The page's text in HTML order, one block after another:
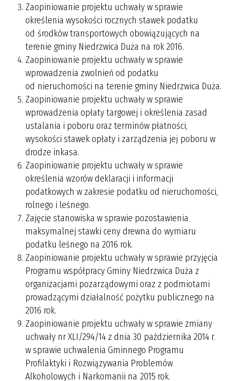
Zaopiniowanie projektu uchwały w sprawie
określenia wysokości rocznych stawek podatku
od środków transportowych obowiązujących na
terenie gminy Niedrzwica Duża na rok 2016.
Zaopiniowanie projektu uchwały w sprawie
wprowadzenia zwolnień od podatku
od nieruchomości na terenie gminy Niedrzwica Duża.
Zaopiniowanie projektu uchwały w sprawie
wprowadzenia opłaty targowej i określenia zasad
ustalania i poboru oraz terminów płatności,
wysokości stawek opłaty i zarządzenia jej poboru w
drodze inkasa.
Zaopiniowanie projektu uchwały w sprawie
określenia wzorów deklaracji i informacji
podatkowych w zakresie podatku od nieruchomości,
rolnego i leśnego.
Zajęcie stanowiska w sprawie pozostawienia
maksymalnej stawki ceny drewna do wymiaru
podatku leśnego na 2016 rok.
Zaopiniowanie projektu uchwały w sprawie przyjęcia
Programu współpracy Gminy Niedrzwica Duża z
organizacjami pozarządowymi oraz z podmiotami
prowadzącymi działalność pożytku publicznego na
2016 rok.
Zaopiniowanie projektu uchwały w sprawie zmiany
uchwały nr XLI/294/14 z dnia 30 października 2014 r.
w sprawie uchwalenia Gminnego Programu
Profilaktyki i Rozwiązywania Problemów
Alkoholowych i Narkomanii na 2015 rok.